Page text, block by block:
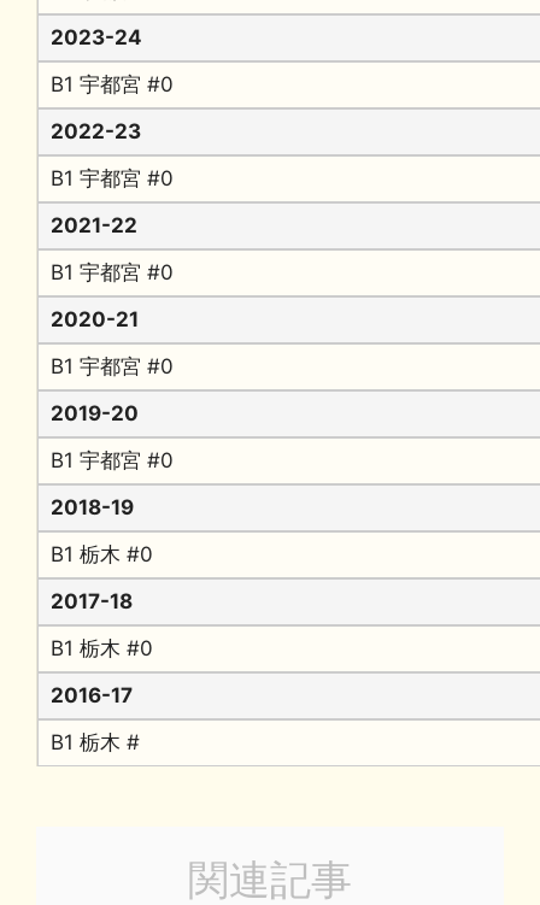
2023-24
B1 宇都宮 #0
2022-23
B1 宇都宮 #0
2021-22
B1 宇都宮 #0
2020-21
B1 宇都宮 #0
2019-20
B1 宇都宮 #0
2018-19
B1 栃木 #0
2017-18
B1 栃木 #0
2016-17
B1 栃木 #
関連記事